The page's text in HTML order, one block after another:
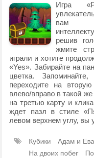
Игра
вам
решив
жмите
играли и хотите
«Yes». Забирайте на
цветка.
переходите на
влево/вправо в такой
на третью карту и
ждет пазл в стиле
левом верхнем углу, вы
Кубики Адам и Ева
На двоих побег